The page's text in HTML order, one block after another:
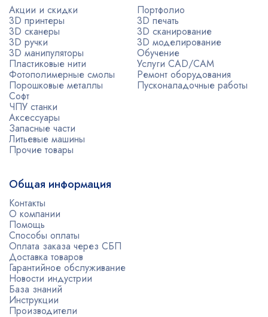
Акции и скидки
3D принтеры
3D сканеры
3D ручки
3D манипуляторы
Пластиковые нити
Фотополимерные смолы
Порошковые металлы
Софт
ЧПУ станки
Аксессуары
Запасные части
Литьевые машины
Прочие товары
Портфолио
3D печать
3D сканирование
3D моделирование
Обучение
Услуги CAD/CAM
Ремонт оборудования
Пусконаладочные работы
Общая информация
Контакты
О компании
Помощь
Способы оплаты
Оплата заказа через СБП
Доставка товаров
Гарантийное обслуживание
Новости индустрии
База знаний
Инструкции
Производители